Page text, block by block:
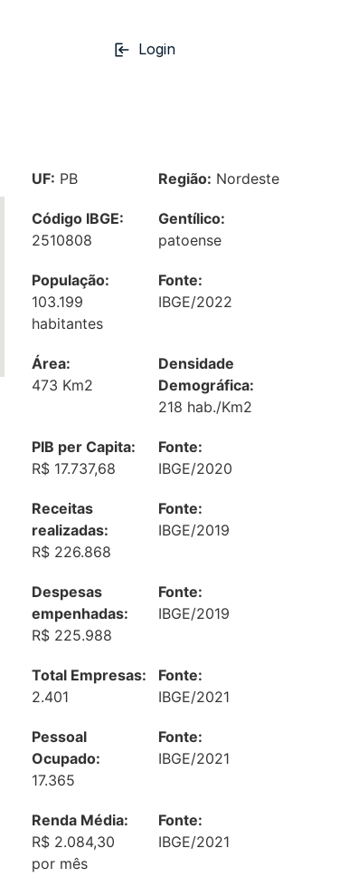
Login
UF: PB Região: Nordeste
Código IBGE:
2510808
Gentílico:
patoense
População:
103.199
habitantes
Fonte:
IBGE/2022
Área:
473 Km2
Densidade
Demográfica:
218 hab./Km2
PIB per Capita:
R$ 17.737,68
Fonte:
IBGE/2020
Receitas
realizadas:
R$ 226.868
Fonte:
IBGE/2019
Despesas
empenhadas:
R$ 225.988
Fonte:
IBGE/2019
Total Empresas:
2.401
Fonte:
IBGE/2021
Pessoal
Ocupado:
17.365
Fonte:
IBGE/2021
Renda Média:
R$ 2.084,30
por mês
Fonte:
IBGE/2021